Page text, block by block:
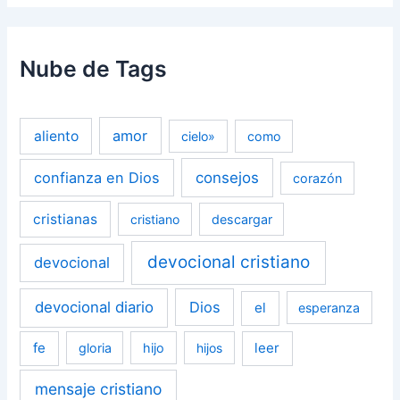
Nube de Tags
aliento amor cielo» como
confianza en Dios consejos corazón
cristianas cristiano descargar
devocional devocional cristiano
devocional diario Dios el esperanza
fe gloria hijo hijos leer
mensaje cristiano